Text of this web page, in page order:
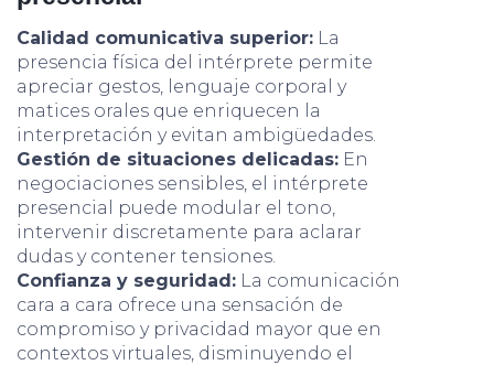
Calidad comunicativa superior: La
presencia física del intérprete permite
apreciar gestos, lenguaje corporal y
matices orales que enriquecen la
interpretación y evitan ambigüedades.
Gestión de situaciones delicadas: En
negociaciones sensibles, el intérprete
presencial puede modular el tono,
intervenir discretamente para aclarar
dudas y contener tensiones.
Confianza y seguridad: La comunicación
cara a cara ofrece una sensación de
compromiso y privacidad mayor que en
contextos virtuales, disminuyendo el